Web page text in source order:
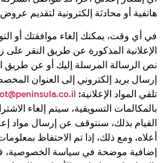
هاتفية أو محادثة إلكترونية لتقديم
في أي وقت، يمكنك إلغاء موافقتك أو
الإعلانية المذكورة عن طريق النقر على
إرسال بريد إلكتروني إلى العنوان
تلقي المواد الإعلانية:
بالمكالمات التسويقية، سيتم إلغاء
القيام بذلك، سنتوقف عن إرسال مواد
أعلاه. ومع ذلك، إذا تم الاحتفاظ
إضافية موضحة في سياسة الخصوصية،